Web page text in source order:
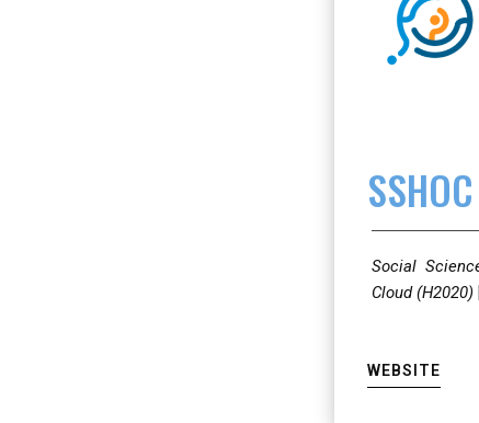
SSHOC
Social
Cloud (H2020)
WEBSITE